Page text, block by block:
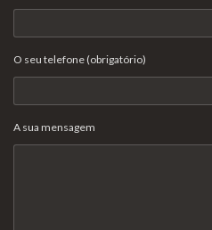
O seu telefone (obrigatório)
A sua mensagem